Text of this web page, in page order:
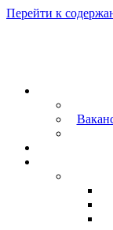
Перейти к